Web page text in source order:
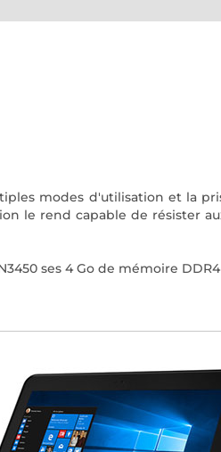
modes d'utilisation et la
le rend capable de résister
ses 4 Go de mémoire